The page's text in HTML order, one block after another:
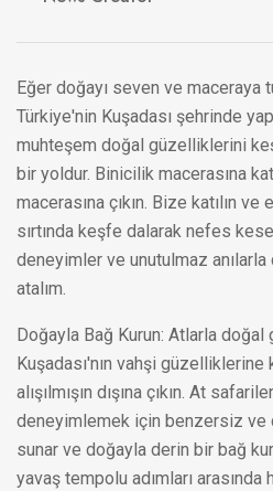
Eğer doğayı seven ve maceraya
Türkiye'nin Kuşadası şehrinde
muhteşem doğal güzelliklerini
bir yoldur. Binicilik macerasına
macerasına çıkın. Bize katılın
sırtında keşfe dalarak nefes
deneyimler ve unutulmaz anılarla
atalım.
Doğayla Bağ Kurun: Atlarla
Kuşadası'nın vahşi güzelliklerine
alışılmışın dışına çıkın. At
deneyimlemek için benzersiz ve
sunar ve doğayla derin bir bağ
yavaş tempolu adımları arasında